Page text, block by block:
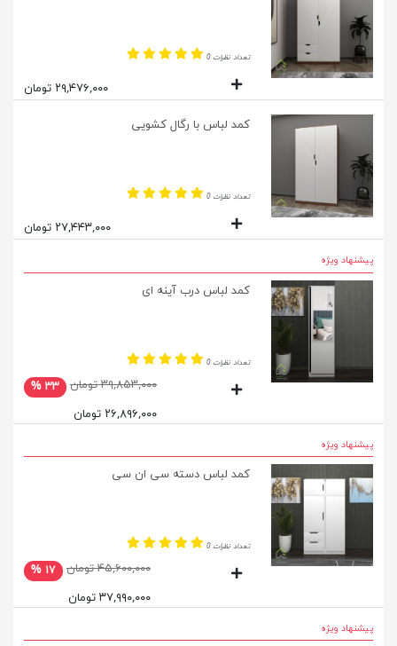
تعداد نظرات 0
۲۹,۴۷۶,۰۰۰ تومان
کمد لباس با رگال کشویی
تعداد نظرات 0
۲۷,۴۴۳,۰۰۰ تومان
پیشنهاد ویژه
کمد لباس درب آینه ای
تعداد نظرات 0
۳۹,۸۵۳,۰۰۰ تومان
۳۳ %
۲۶,۸۹۶,۰۰۰ تومان
پیشنهاد ویژه
کمد لباس دسته سی ان سی
تعداد نظرات 0
۴۵,۶۰۰,۰۰۰ تومان
۱۷ %
۳۷,۹۹۰,۰۰۰ تومان
پیشنهاد ویژه